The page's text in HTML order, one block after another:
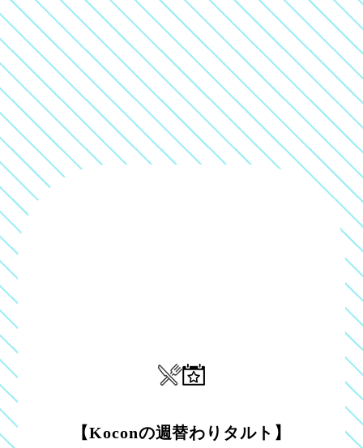
【Koconの週替わりタルト】